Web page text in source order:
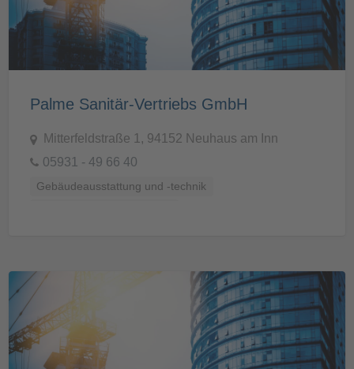
Palme Sanitär-Vertriebs GmbH
Mitterfeldstraße 1, 94152 Neuhaus am Inn
05931 - 49 66 40
Gebäudeausstattung und -technik